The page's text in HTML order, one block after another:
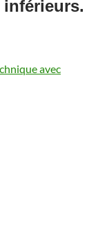
inférieurs.